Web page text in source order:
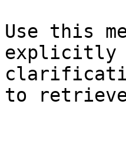
Use this
explicitly